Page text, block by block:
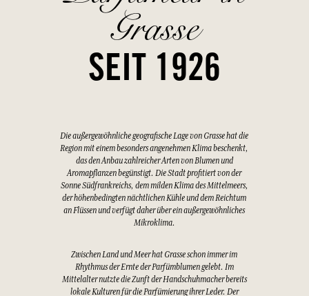
Grasse
SEIT 1926
Die außergewöhnliche geografische Lage von Grasse hat die
Region mit einem besonders angenehmen Klima beschenkt,
das den Anbau zahlreicher Arten von Blumen und
Aromapflanzen begünstigt. Die Stadt profitiert von der
Sonne Südfrankreichs, dem milden Klima des Mittelmeers,
der höhenbedingten nächtlichen Kühle und dem Reichtum
an Flüssen und verfügt daher über ein außergewöhnliches
Mikroklima.
Zwischen Land und Meer hat Grasse schon immer im
Rhythmus der Ernte der Parfümblumen gelebt. Im
Mittelalter nutzte die Zunft der Handschuhmacher bereits
lokale Kulturen für die Parfümierung ihrer Leder. Der